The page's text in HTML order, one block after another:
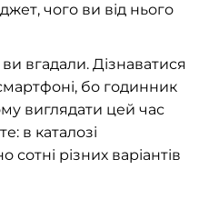
чого ви від нього
вгадали. Дізнаватися
бо годинник
виглядати цей час
в каталозі
різних варіантів